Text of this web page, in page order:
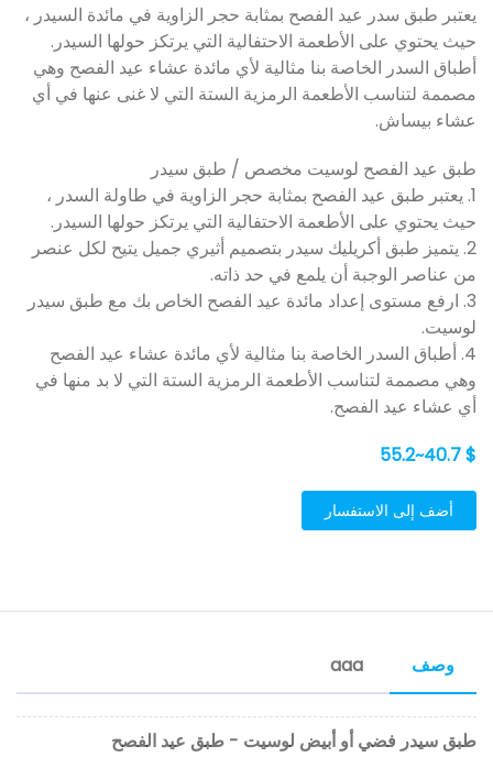
يعتبر طبق سدر عيد الفصح بمثابة حجر الزاوية في مائدة السيدر ،
حيث يحتوي على الأطعمة الاحتفالية التي يرتكز حولها السيدر.
أطباق السدر الخاصة بنا مثالية لأي مائدة عشاء عيد الفصح وهي
مصممة لتناسب الأطعمة الرمزية الستة التي لا غنى عنها في أي
عشاء بيساش.
طبق عيد الفصح لوسيت مخصص / طبق سيدر
1. يعتبر طبق عيد الفصح بمثابة حجر الزاوية في طاولة السدر ،
حيث يحتوي على الأطعمة الاحتفالية التي يرتكز حولها السيدر.
2. يتميز طبق أكريليك سيدر بتصميم أثيري جميل يتيح لكل عنصر
من عناصر الوجبة أن يلمع في حد ذاته.
3. ارفع مستوى إعداد مائدة عيد الفصح الخاص بك مع طبق سيدر
لوسيت.
4. أطباق السدر الخاصة بنا مثالية لأي مائدة عشاء عيد الفصح
وهي مصممة لتناسب الأطعمة الرمزية الستة التي لا بد منها في
أي عشاء عيد الفصح.
$ 40.7~55.2
أضف إلى الاستفسار
وصف aaa
طبق سيدر فضي أو أبيض لوسيت - طبق عيد الفصح